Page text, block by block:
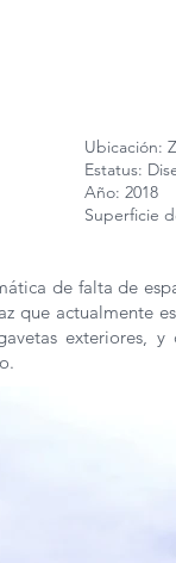
Ubicación:
Estatus:
Año: 2018
Superficie
de falta de
que actualmente
exteriores,